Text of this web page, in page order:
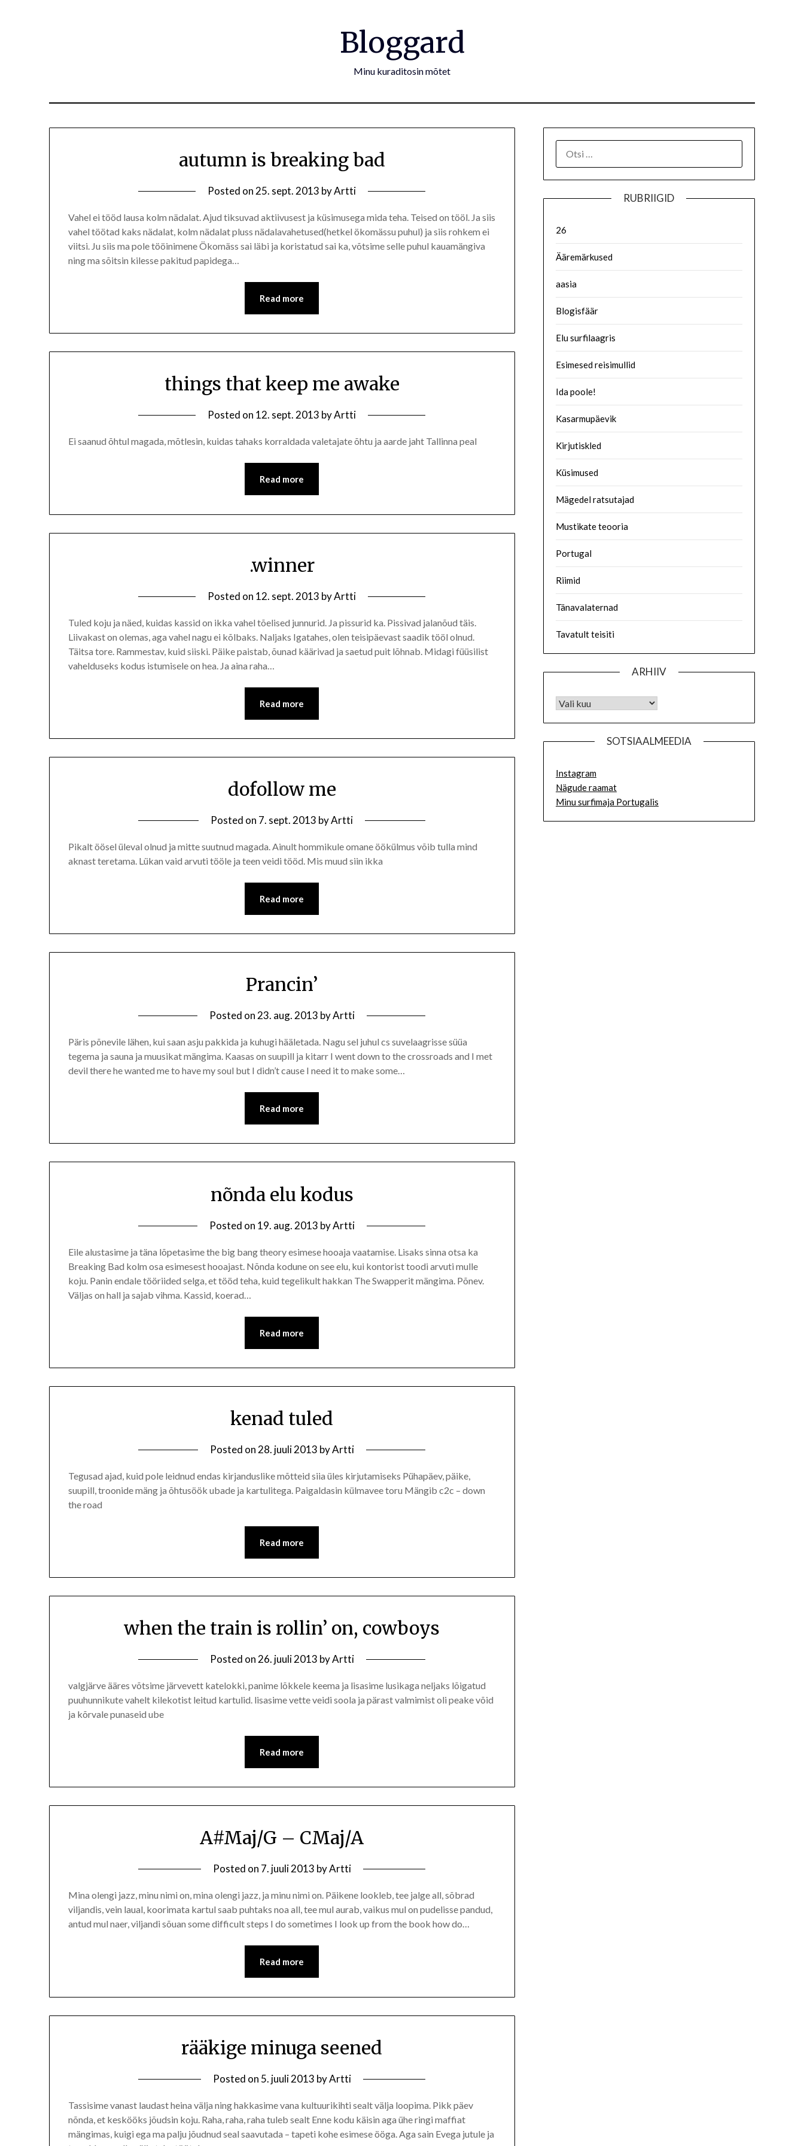
Bloggard
Minu kuraditosin mõtet
autumn is breaking bad
Posted on 25. sept. 2013 byArtti
Vahel ei tööd lausa kolm nädalat. Ajud tiksuvad aktiivusest ja küsimusega mida teha. Teised on tööl. Ja siis
vahel töötad kaks nädalat, kolm nädalat pluss nädalavahetused(hetkel ökomässu puhul) ja siis rohkem ei
viitsi. Ju siis ma pole tööinimene Ökomäss sai läbi ja koristatud sai ka, võtsime selle puhul kauamängiva
ning ma sõitsin kilesse pakitud papidega…
Read more
things that keep me awake
Posted on 12. sept. 2013 byArtti
Ei saanud õhtul magada, mõtlesin, kuidas tahaks korraldada valetajate õhtu ja aarde jaht Tallinna peal
Read more
.winner
Posted on 12. sept. 2013 byArtti
Tuled koju ja näed, kuidas kassid on ikka vahel tõelised junnurid. Ja pissurid ka. Pissivad jalanõud täis.
Liivakast on olemas, aga vahel nagu ei kõlbaks. Naljaks Igatahes, olen teisipäevast saadik tööl olnud.
Täitsa tore. Rammestav, kuid siiski. Päike paistab, õunad käärivad ja saetud puit lõhnab. Midagi füüsilist
vahelduseks kodus istumisele on hea. Ja aina raha…
Read more
dofollow me
Posted on 7. sept. 2013 byArtti
Pikalt öösel üleval olnud ja mitte suutnud magada. Ainult hommikule omane öökülmus võib tulla mind
aknast teretama. Lükan vaid arvuti tööle ja teen veidi tööd. Mis muud siin ikka
Read more
Prancin’
Posted on23. aug. 2013 byArtti
Päris põnevile lähen, kui saan asju pakkida ja kuhugi hääletada. Nagu sel juhul cs suvelaagrisse süüa
tegema ja sauna ja muusikat mängima. Kaasas on suupill ja kitarr I went down to the crossroads and I met
devil there he wanted me to have my soul but I didn’t cause I need it to make some…
Read more
nõnda elu kodus
Posted on 19. aug. 2013 byArtti
Eile alustasime ja täna lõpetasime the big bang theory esimese hooaja vaatamise. Lisaks sinna otsa ka
Breaking Bad kolm osa esimesest hooajast. Nõnda kodune on see elu, kui kontorist toodi arvuti mulle
koju. Panin endale tööriided selga, et tööd teha, kuid tegelikult hakkan The Swapperit mängima. Põnev.
Väljas on hall ja sajab vihma. Kassid, koerad…
Read more
kenad tuled
Posted on 28. juuli 2013 byArtti
Tegusad ajad, kuid pole leidnud endas kirjanduslike mõtteid siia üles kirjutamiseks Pühapäev, päike,
suupill, troonide mäng ja õhtusöök ubade ja kartulitega. Paigaldasin külmavee toru Mängib c2c – down
the road
Read more
when the train is rollin’ on, cowboys
Posted on 26. juuli 2013 byArtti
valgjärve ääres võtsime järvevett katelokki, panime lõkkele keema ja lisasime lusikaga neljaks lõigatud
puuhunnikute vahelt kilekotist leitud kartulid. lisasime vette veidi soola ja pärast valmimist oli peake võid
ja kõrvale punaseid ube
Read more
A#Maj/G – CMaj/A
Posted on 7. juuli 2013 byArtti
Mina olengi jazz, minu nimi on, mina olengi jazz, ja minu nimi on. Päikene lookleb, tee jalge all, sõbrad
viljandis, vein laual, koorimata kartul saab puhtaks noa all, tee mul aurab, vaikus mul on pudelisse pandud,
antud mul naer, viljandi sõuan some difficult steps I do sometimes I look up from the book how do…
Read more
rääkige minuga seened
Posted on 5. juuli 2013 byArtti
Tassisime vanast laudast heina välja ning hakkasime vana kultuurikihti sealt välja loopima. Pikk päev
nõnda, et keskööks jõudsin koju. Raha, raha, raha tuleb sealt Enne kodu käisin aga ühe ringi maffiat
mängimas, kuigi ega ma palju jõudnud seal saavutada – tapeti kohe esimese ööga. Aga sain Evega jutule ja
RUBRIIGID
26
Ääremärkused
aasia
Blogisfäär
Elu surfilaagris
Esimesed reisimullid
Ida poole!
Kasarmupäevik
Kirjutiskled
Küsimused
Mägedel ratsutajad
Mustikate teooria
Portugal
Riimid
Tänavalaternad
Tavatult teisiti
ARHIIV
SOTSIAALMEEDIA
Instagram
Nägude raamat
Minu surfimaja Portugalis